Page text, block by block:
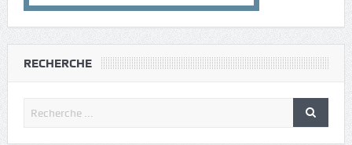
RECHERCHE